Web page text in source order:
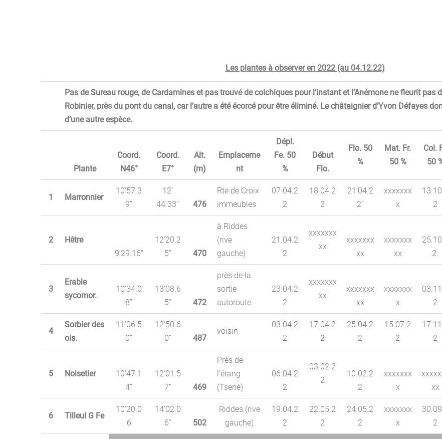
Les plantes à observer en 2022 (au 04.12.22)
Pas de Sureau rouge, de Cardamines et pas trouvé de colchiques pour l’instant et l’Anémone ne fleurit pas
Robinier, près du pont du canal, car l’autre a été écorcé pour être éliminé. Le châtaignier d’Yvon Défayes
d’une autre espèce.
Plante
Coord.
N46°
Coord.
E7°
Alt.
(m)
Emplaceme
nt
Dépl.
Fe. 50
%
Début
Flo.
Flo. 50
%
Mat. Fr.
50 %
Col.
50
1 Marronnier
10’57.3
9’’
12’
44.33’’
476
Rte de Croix
immeubles
07.04.2
2
18.04.2
2
21’04.2
2’’
xxxxxxx
x
2
2
Hêtre
9’29.16’’
12’20.2
5’’
470
à Riddes
(rive
gauche)
21.04.2
2
xxxxxxx
xx
xxxxxxx
xx
xxxxxxx
xx
2.
3
Erable
sycomor.
10’34.0
8’’
13’08.6
5’’
472
près de la
sortie
autoroute
23.04.2
2
xxxxxxx
xx
xxxxxxx
xx
xxxxxxx
x
2
4
Sorbier des
ois.
11’06.5
0’’
12’50.6
0’’
487
voisin
03.04.2
2
17.04.2
2
25.04.2
2
15.07.2
2
2
5 Noisetier
10’47.1
4’’
12’01.5
7’’
469
Près de
l’étang
(Tsené)
06.04.2
2
03.02.2
2
10.02.2
2
xxxxxxx
x
xx
6 Tilleul G Fe
10’20.0
6
14’02.0
6’’
502
Riddes (rive
gauche)
19.04.2
2
22.05.2
2
24.05.2
2
xxxxxxx
x
2